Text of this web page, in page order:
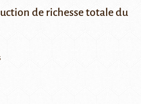
de richesse totale du